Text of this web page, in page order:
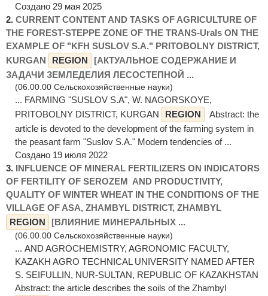
Создано 29 мая 2025
2. CURRENT CONTENT AND TASKS OF AGRICULTURE OF
THE FOREST-STEPPE ZONE OF THE TRANS-Urals ON THE
EXAMPLE OF "KFH SUSLOV S.A." PRITOBOLNY DISTRICT,
KURGAN
REGION
[АКТУАЛЬНОЕ СОДЕРЖАНИЕ И
ЗАДАЧИ ЗЕМЛЕДЕЛИЯ ЛЕСОСТЕПНОЙ ...
(06.00.00 Сельскохозяйственные науки)
... FARMING "SUSLOV S.A", W. NAGORSKOYE,
PRITOBOLNY DISTRICT, KURGAN
REGION
Abstract: the
article is devoted to the development of the farming system in
the peasant farm "Suslov S.A." Modern tendencies of ...
Создано 19 июля 2022
3. INFLUENCE OF MINERAL FERTILIZERS ON INDICATORS
OF FERTILITY OF SEROZEM AND PRODUCTIVITY,
QUALITY OF WINTER WHEAT IN THE CONDITIONS OF THE
VILLAGE OF ASA, ZHAMBYL DISTRICT, ZHAMBYL
REGION
[ВЛИЯНИЕ МИНЕРАЛЬНЫХ ...
(06.00.00 Сельскохозяйственные науки)
... AND AGROCHEMISTRY, AGRONOMIC FACULTY,
KAZAKH AGRO TECHNICAL UNIVERSITY NAMED AFTER
S. SEIFULLIN, NUR-SULTAN, REPUBLIC OF KAZAKHSTAN
Abstract: the article describes the soils of the Zhambyl